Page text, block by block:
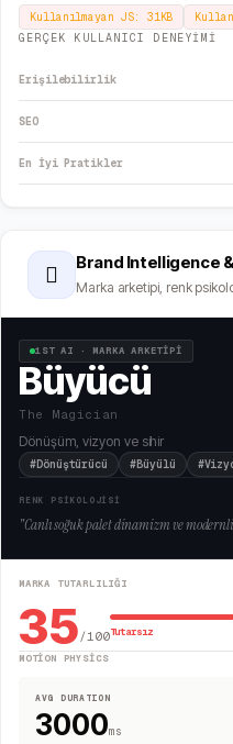
Kullanılmayan JS: 31KB
GERÇEK KULLANICI DENEYİMİ
Erişilebilirlik
SEO
En İyi Pratikler
🫆 Brand Intelligence
Marka arketipi, renk
1ST AI · MARKA ARKETİPİ
Büyücü
The Magician
Dönüşüm, vizyon ve sihir
#Dönüştürücü #Büyülü
RENK PSİKOLOJİSİ
"Canlı soğuk palet dinamizm ve
MARKA TUTARLILIĞI
35/100Tutarsız
MOTION PHYSICS
AVG DURATION
3000ms